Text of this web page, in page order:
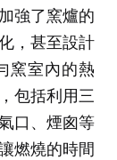
強了窯爐的
，甚至設計
窯室內的熱
包括利用三
口、煙囪等
燃燒的時間